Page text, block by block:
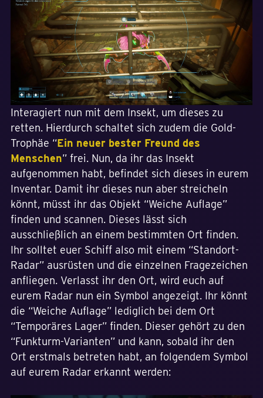
Interagiert nun mit dem Insekt, um dieses zu
retten. Hierdurch schaltet sich zudem die Gold-
Trophäe “Ein neuer bester Freund des
Menschen” frei. Nun, da ihr das Insekt
aufgenommen habt, befindet sich dieses in eurem
Inventar. Damit ihr dieses nun aber streicheln
könnt, müsst ihr das Objekt “Weiche Auflage”
finden und scannen. Dieses lässt sich
ausschließlich an einem bestimmten Ort finden.
Ihr solltet euer Schiff also mit einem “Standort-
Radar” ausrüsten und die einzelnen Fragezeichen
anfliegen. Verlasst ihr den Ort, wird euch auf
eurem Radar nun ein Symbol angezeigt. Ihr könnt
die “Weiche Auflage” lediglich bei dem Ort
“Temporäres Lager” finden. Dieser gehört zu den
“Funkturm-Varianten” und kann, sobald ihr den
Ort erstmals betreten habt, an folgendem Symbol
auf eurem Radar erkannt werden: